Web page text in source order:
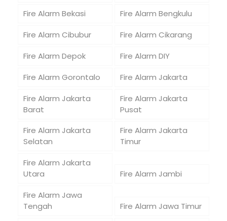
Fire Alarm Bekasi
Fire Alarm Bengkulu
Fire Alarm Cibubur
Fire Alarm Cikarang
Fire Alarm Depok
Fire Alarm DIY
Fire Alarm Gorontalo
Fire Alarm Jakarta
Fire Alarm Jakarta
Barat
Fire Alarm Jakarta
Pusat
Fire Alarm Jakarta
Selatan
Fire Alarm Jakarta
Timur
Fire Alarm Jakarta
Utara
Fire Alarm Jambi
Fire Alarm Jawa
Tengah
Fire Alarm Jawa Timur